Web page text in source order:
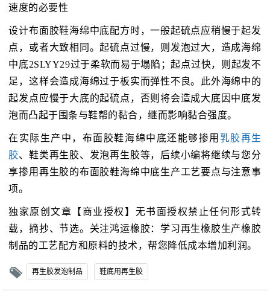
速度的必要性
设计布面胶鞋海绵中底配方时，一般起硫点应稍慢于起发
点，或者大致相同。起硫点过慢，则发泡过大，造成海绵
中底2SLYY29过于柔软而易于塌陷；起点过快，则起发不
足，这样会造成海绵过于板实而弹性不良。此外海绵中的
起发点应慢于大底的起硫点，否则将会造成大底因中底发
泡而凸起于围条与鞋帮的黏合，继而影响黏合强度。
在实际生产中，布面胶鞋海绵中底还能够掺用 乳胶再生
胶、鞋类再生胶、发泡再生胶等，后续小编将继续与您分
享掺用再生胶的布面胶鞋海绵中底生产工艺要点与注意事
项。
独家原创文章【商业授权】无书面授权禁止任何形式转
载，摘抄、节选。关注鸿运橡胶：学习再生橡胶生产橡胶
制品的工艺配方和原料的技术，帮您降低成本增加利润。
再生胶发泡制品 鞋底用再生胶